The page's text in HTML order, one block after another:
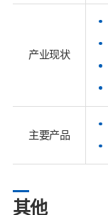
产业现状
主要产品
其他